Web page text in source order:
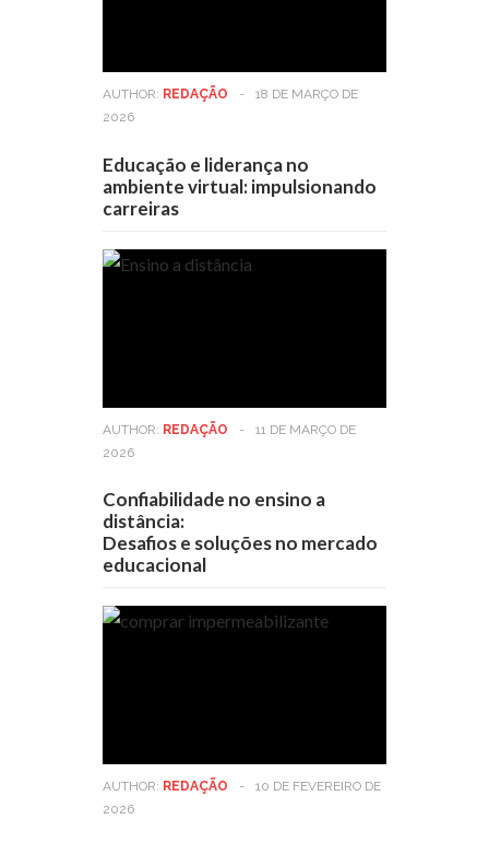
AUTHOR: REDAÇÃO -
18 DE MARÇO DE
2026
Educação e liderança no
ambiente virtual: impulsionando
carreiras
AUTHOR: REDAÇÃO -
11 DE MARÇO DE
2026
Confiabilidade no ensino a
distância:
Desafios e soluções no mercado
educacional
AUTHOR: REDAÇÃO -
10 DE FEVEREIRO DE
2026